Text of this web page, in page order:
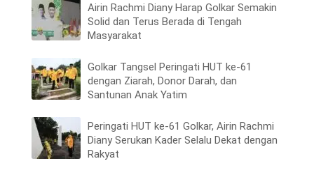
Airin Rachmi Diany Harap Golkar Semakin
Solid dan Terus Berada di Tengah
Masyarakat
Golkar Tangsel Peringati HUT ke-61
dengan Ziarah, Donor Darah, dan
Santunan Anak Yatim
Peringati HUT ke-61 Golkar, Airin Rachmi
Diany Serukan Kader Selalu Dekat dengan
Rakyat